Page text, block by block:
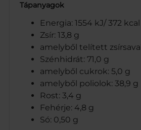
Tápanyagok
Energia: 1554 kJ/ 372 kcal
Zsír: 13,8 g
amelyből telített
Szénhidrát: 71,0 g
amelyből cukrok: 5,0 g
amelyből poliolok: 38,9 g
Rost: 3,4 g
Fehérje: 4,8 g
Só: 0,50 g